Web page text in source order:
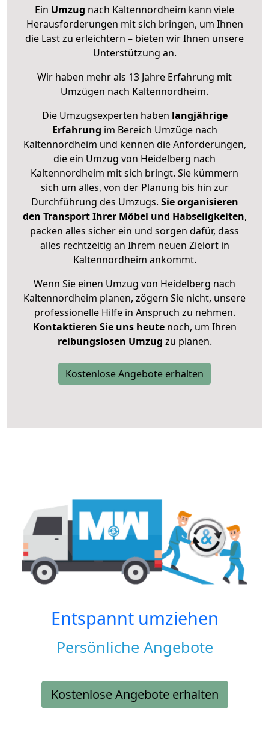
Ein Umzug nach Kaltennordheim kann viele
Herausforderungen mit sich bringen, um Ihnen
die Last zu erleichtern – bieten wir Ihnen unsere
Unterstützung an.
Wir haben mehr als 13 Jahre Erfahrung mit
Umzügen nach Kaltennordheim.
Die Umzugsexperten haben langjährige
Erfahrung im Bereich Umzüge nach
Kaltennordheim und kennen die Anforderungen,
die ein Umzug von Heidelberg nach
Kaltennordheim mit sich bringt. Sie kümmern
sich um alles, von der Planung bis hin zur
Durchführung des Umzugs. Sie organisieren
den Transport Ihrer Möbel und Habseligkeiten,
packen alles sicher ein und sorgen dafür, dass
alles rechtzeitig an Ihrem neuen Zielort in
Kaltennordheim ankommt.
Wenn Sie einen Umzug von Heidelberg nach
Kaltennordheim planen, zögern Sie nicht, unsere
professionelle Hilfe in Anspruch zu nehmen.
Kontaktieren Sie uns heutenoch, um Ihren
reibungslosen Umzug zu planen.
Kostenlose Angebote erhalten
Entspannt umziehen
Persönliche Angebote
Kostenlose Angebote erhalten